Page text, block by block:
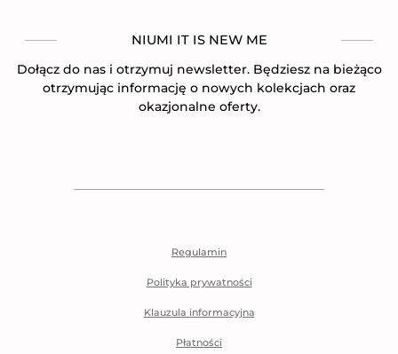
NIUMI IT IS NEW ME
Dołącz do nas i otrzymuj newsletter. Będziesz na bieżąco
otrzymując informację o nowych kolekcjach oraz
okazjonalne oferty.
Regulamin
Polityka prywatności
Klauzula informacyjna
Płatności